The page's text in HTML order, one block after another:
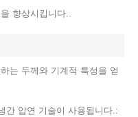
향상시킵니다..
는 두께와 기계적 특성을 얻
간 압연 기술이 사용됩니다.: